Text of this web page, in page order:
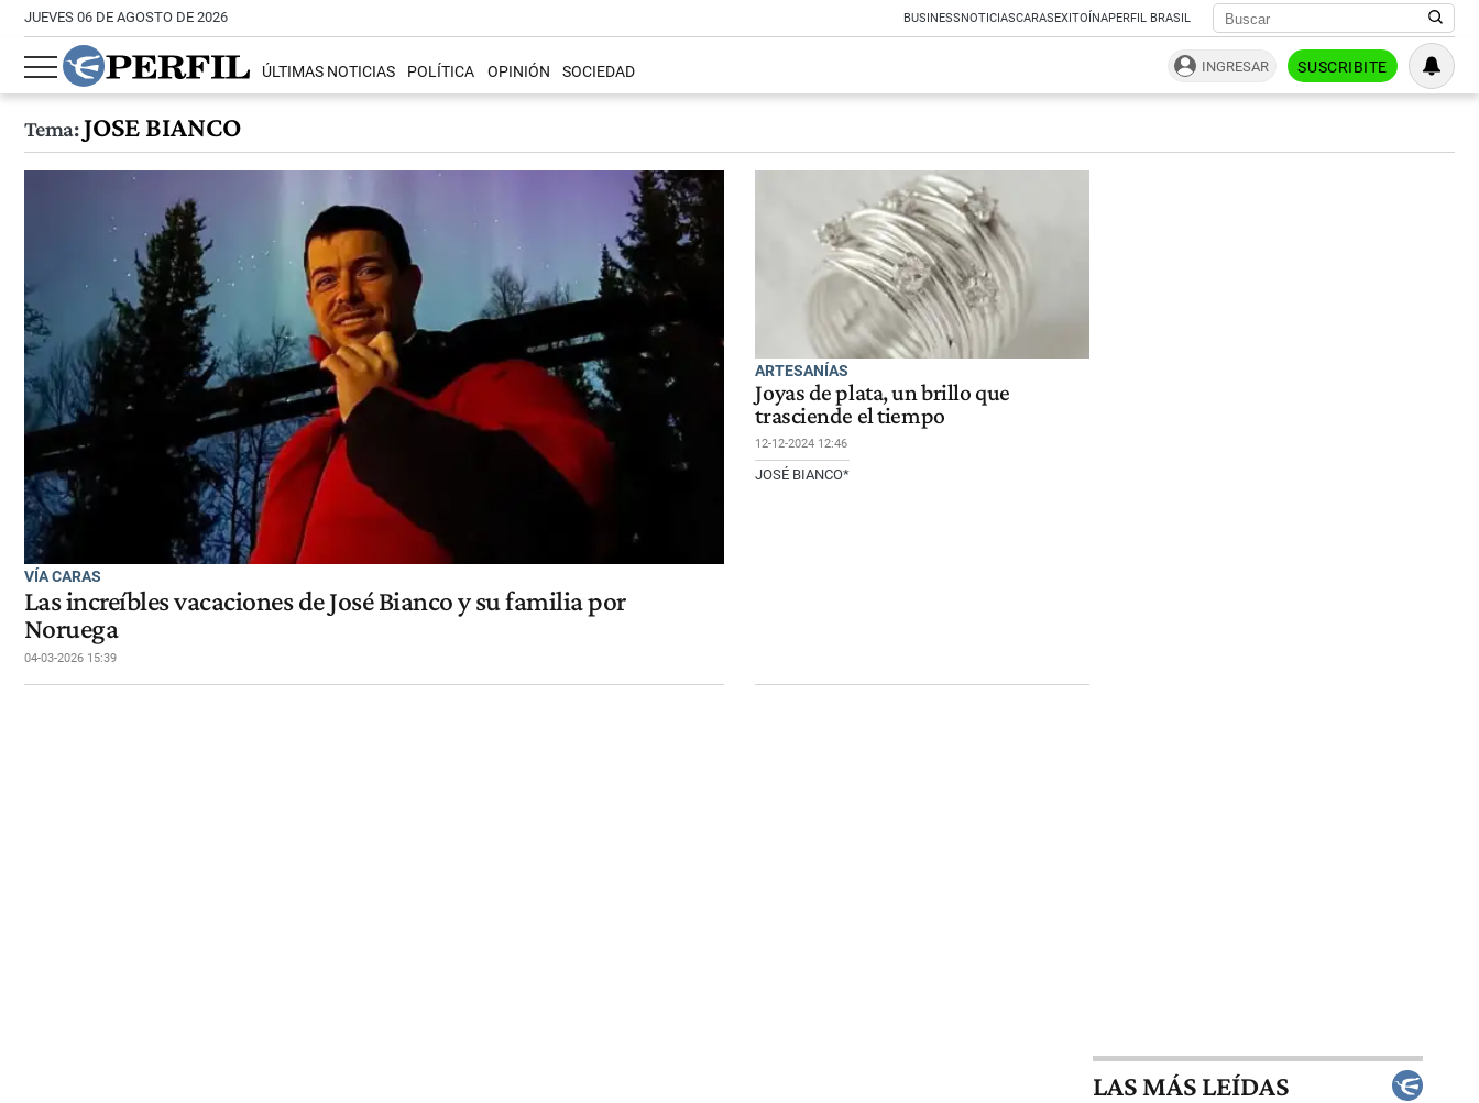
JUEVES 06 DE AGOSTO DE 2026 BUSINESSNOTICIASCARASEXITOÍNAPERFIL BRASIL
ÚLTIMAS NOTICIAS POLÍTICA OPINIÓN SOCIEDAD INGRESAR SUSCRIBITE
Tema:JOSE BIANCO
VÍA CARAS
Las increíbles vacaciones de José Bianco y su familia por
Noruega
04-03-2026 15:39
ARTESANÍAS
Joyas de plata, un brillo que
trasciende el tiempo
12-12-2024 12:46
JOSÉ BIANCO*
LAS MÁS LEÍDAS